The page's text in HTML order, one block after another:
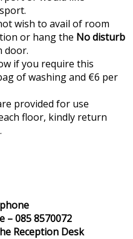
wish to avail of room
or hang the No disturb
door.
if you require this
of washing and €6 per
provided for use
floor, kindly return
– 085 8570072
Reception Desk